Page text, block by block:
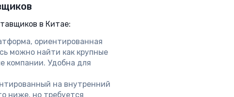
в Китае:
ориентированная
можно найти как крупные
компании. Удобна для
на внутренний
ниже, но требуется